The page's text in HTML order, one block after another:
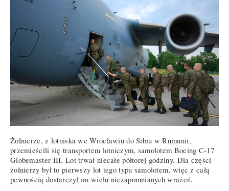
Żołnierze, z lotniska we Wrocławiu do Sibiu w Rumunii,
przemieścili się transportem lotniczym, samolotem Boeing C-17
Globemaster III. Lot trwał niecałe półtorej godziny. Dla części
żołnierzy był to pierwszy lot tego typu samolotem, więc z całą
pewnością dostarczył im wielu niezapomnianych wrażeń.